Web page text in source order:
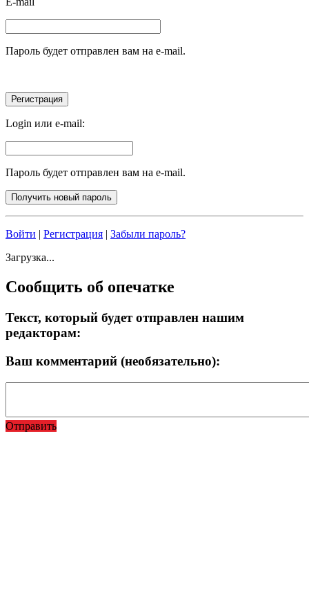
Пароль будет отправлен вам на e-mail.
Login или e-mail:
Пароль будет отправлен вам на e-mail.
Войти | Регистрация | Забыли пароль?
Загрузка...
Сообщить об опечатке
Текст, который будет отправлен нашим
редакторам:
Ваш комментарий (необязательно):
Отправить